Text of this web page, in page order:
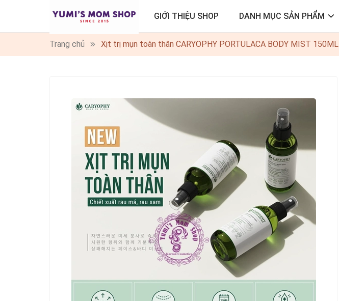
GIỚI THIỆU SHOP DANH MỤC SẢN PHẨM
Trang chủ Xịt trị mụn toàn thân CARYOPHY PORTULACA BODY MIST 150ML